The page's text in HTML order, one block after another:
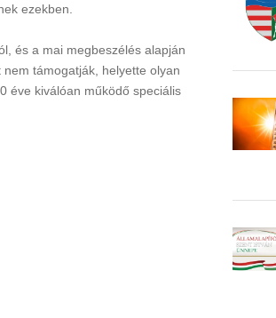
ezekben.
és a mai megbeszélés alapján
támogatják, helyette olyan
éve kiválóan működő speciális